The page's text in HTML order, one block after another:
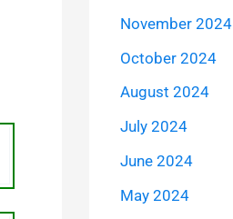
November 2024
October 2024
August 2024
July 2024
June 2024
May 2024